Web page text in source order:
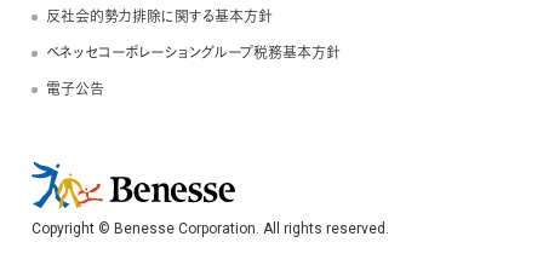
反社会的勢力排除に関する基本方針
ベネッセコーポレーショングループ税務基本方針
電子公告
Copyright © Benesse Corporation. All rights reserved.